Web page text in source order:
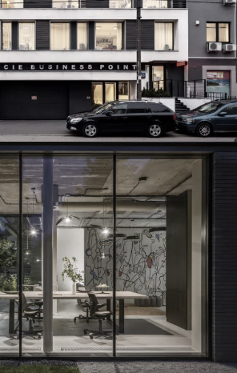
pod skocznią / siedziba otofilm